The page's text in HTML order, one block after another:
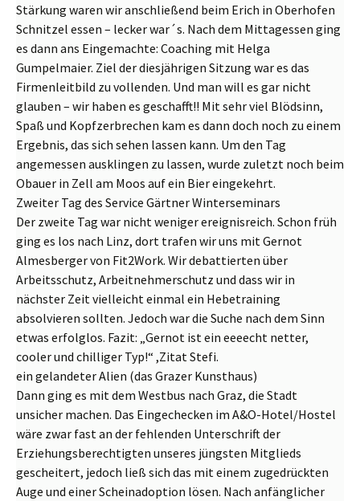
Stärkung waren wir anschließend beim Erich in Oberhofen
Schnitzel essen – lecker war´s. Nach dem Mittagessen ging
es dann ans Eingemachte: Coaching mit Helga
Gumpelmaier. Ziel der diesjährigen Sitzung war es das
Firmenleitbild zu vollenden. Und man will es gar nicht
glauben – wir haben es geschafft!! Mit sehr viel Blödsinn,
Spaß und Kopfzerbrechen kam es dann doch noch zu einem
Ergebnis, das sich sehen lassen kann. Um den Tag
angemessen ausklingen zu lassen, wurde zuletzt noch beim
Obauer in Zell am Moos auf ein Bier eingekehrt.
Zweiter Tag des Service Gärtner Winterseminars
Der zweite Tag war nicht weniger ereignisreich. Schon früh
ging es los nach Linz, dort trafen wir uns mit Gernot
Almesberger von Fit2Work. Wir debattierten über
Arbeitsschutz, Arbeitnehmerschutz und dass wir in
nächster Zeit vielleicht einmal ein Hebetraining
absolvieren sollten. Jedoch war die Suche nach dem Sinn
etwas erfolglos. Fazit: „Gernot ist ein eeeecht netter,
cooler und chilliger Typ!“ ,Zitat Stefi.
ein gelandeter Alien (das Grazer Kunsthaus)
Dann ging es mit dem Westbus nach Graz, die Stadt
unsicher machen. Das Eingechecken im A&O-Hotel/Hostel
wäre zwar fast an der fehlenden Unterschrift der
Erziehungsberechtigten unseres jüngsten Mitglieds
gescheitert, jedoch ließ sich das mit einem zugedrückten
Auge und einer Scheinadoption lösen. Nach anfänglicher